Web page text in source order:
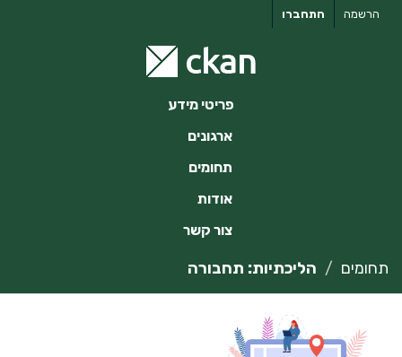
התחברו הרשמה
פריטי מידע
ארגונים
תחומים
אודות
צור קשר
תחומים הליכתיות: תחבורה